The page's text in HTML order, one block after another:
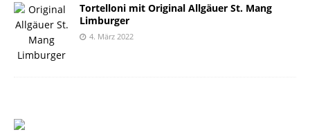
Tortelloni mit Original Allgäuer St. Mang
Limburger
4. März 2022